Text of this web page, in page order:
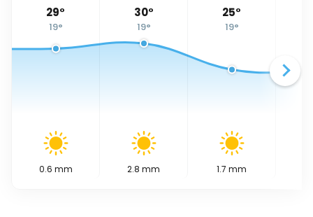
29°
19°
0.6 mm
30°
19°
2.8 mm
25°
19°
1.7 mm